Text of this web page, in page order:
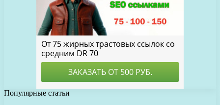
Популярные статьи